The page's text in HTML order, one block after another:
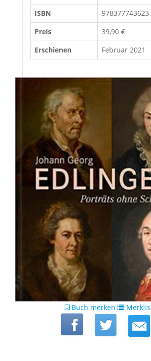
ISBN
978377743623
Preis
39,90 €
Erschienen
Februar 2021
Buch merken